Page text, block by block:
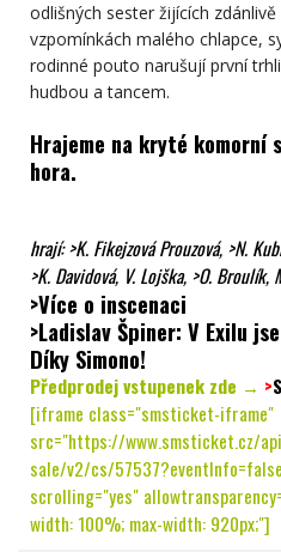
odlišných sester žijících
vzpomínkách malého chlapce,
rodinné pouto narušují první
hudbou a tancem.
Hrajeme na kryté komorní
hora.
hrají:>K. Fikejzová Prouzová, >N.
>K. Davidová, V. Lojška, >O. Broulík,
>Více o inscenaci
>Ladislav Špiner: V Exilu
Díky Simono!
Předprodej vstupenek zde → >
[iframe class="smsticket-iframe"
src="https://www.smsticket.cz/
sale/v2/cs/
scrolling="yes"
width: 100%; max-width: 920px;"]